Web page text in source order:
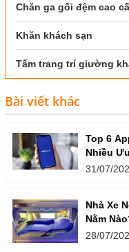
Chăn ga gối đệm cao
Khăn khách sạn
Tấm trang trí giường
Bài viết khác
Top 6
Nhiều
31/07/
Nhà Xe
Nằm
28/07/